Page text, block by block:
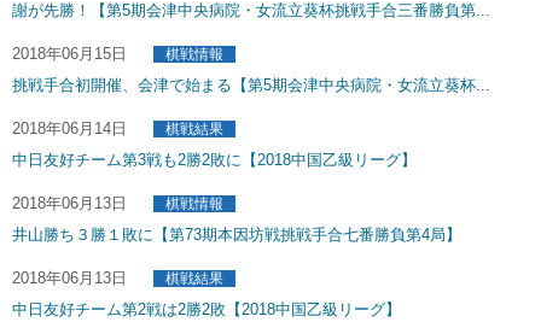
謝が先勝！【第5期会津中央病院・女流立葵杯挑戦手合三番勝負第...
2018年06月15日 棋戦情報
挑戦手合初開催、会津で始まる【第5期会津中央病院・女流立葵杯...
2018年06月14日 棋戦結果
中日友好チーム第3戦も2勝2敗に【2018中国乙級リーグ】
2018年06月13日 棋戦情報
井山勝ち３勝１敗に【第73期本因坊戦挑戦手合七番勝負第4局】
2018年06月13日 棋戦結果
中日友好チーム第2戦は2勝2敗【2018中国乙級リーグ】